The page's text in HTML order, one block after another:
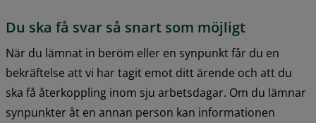
Du ska få svar så snart som möjligt
När du lämnat in beröm eller en synpunkt får du en
bekräftelse att vi har tagit emot ditt ärende och att du
ska få återkoppling inom sju arbetsdagar. Om du lämnar
synpunkter åt en annan person kan informationen